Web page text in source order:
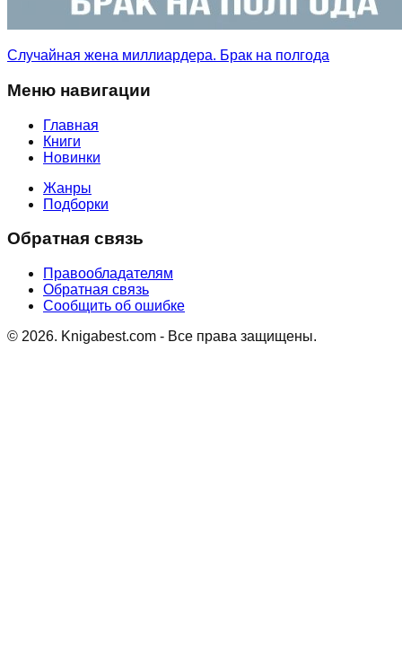
Случайная жена миллиардера. Брак на полгода
Меню навигации
Главная
Книги
Новинки
Жанры
Подборки
Обратная связь
Правообладателям
Обратная связь
Сообщить об ошибке
© 2026. Knigabest.com - Все права защищены.